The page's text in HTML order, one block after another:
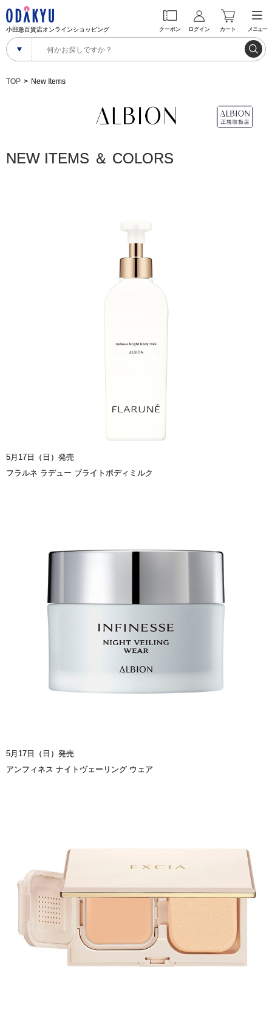
小田急百貨店オンラインショッピング クーポン ログイン カート メニュー
TOP New Items
NEW ITEMS ＆ COLORS
5月17日（日）発売
フラルネ ラデュー ブライトボディミルク
5月17日（日）発売
アンフィネス ナイトヴェーリング ウェア